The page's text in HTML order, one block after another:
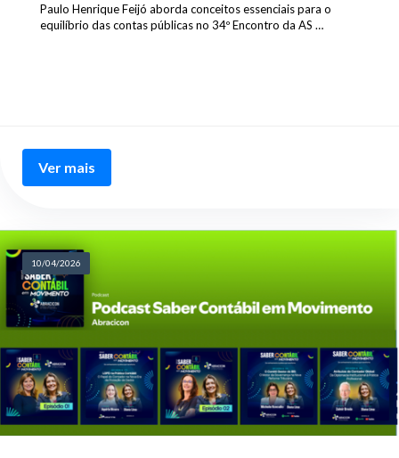
Paulo Henrique Feijó aborda conceitos essenciais para o
equilíbrio das contas públicas no 34º Encontro da AS …
Ver mais
10/04/2026